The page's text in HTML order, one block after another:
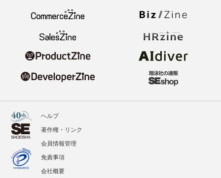
ヘルプ
著作権・リンク
会員情報管理
免責事項
会社概要